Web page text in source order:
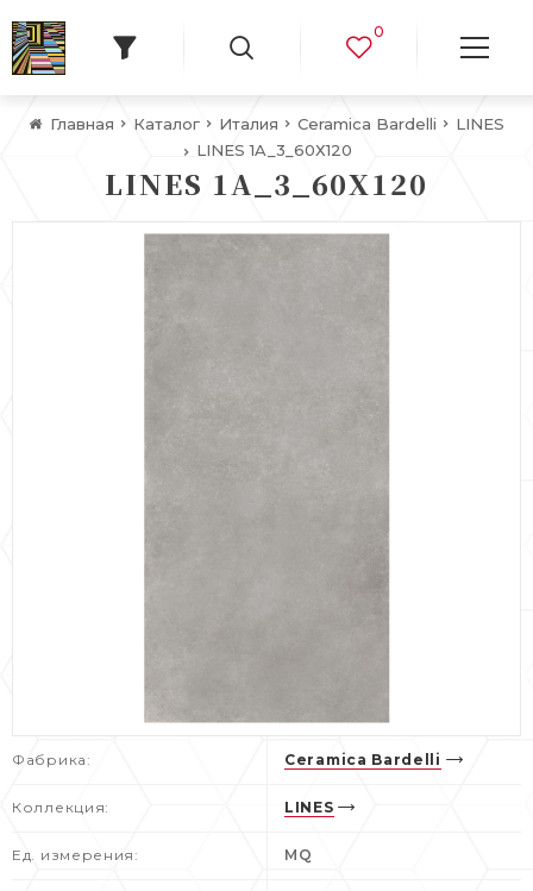
0
Главная Каталог Италия Ceramica Bardelli
LINES
LINES 1A_3_60Х120
LINES 1A_3_60Х120
Фабрика: Ceramica Bardelli
Коллекция: LINES
Ед. измерения: MQ